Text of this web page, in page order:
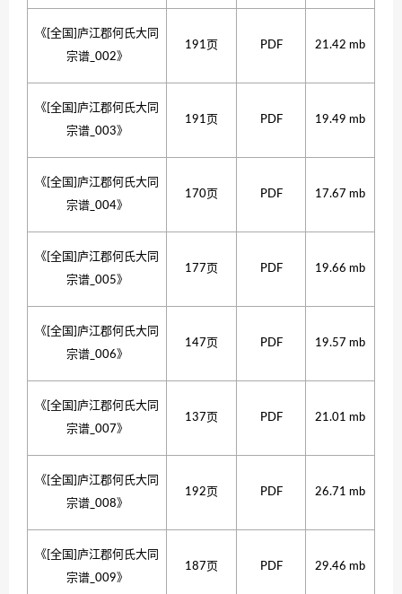
《[全国]庐江郡何氏大同
宗谱_002》
191页 PDF 21.42 mb
《[全国]庐江郡何氏大同
宗谱_003》
191页 PDF 19.49 mb
《[全国]庐江郡何氏大同
宗谱_004》
170页 PDF 17.67 mb
《[全国]庐江郡何氏大同
宗谱_005》
177页 PDF 19.66 mb
《[全国]庐江郡何氏大同
宗谱_006》
147页 PDF 19.57 mb
《[全国]庐江郡何氏大同
宗谱_007》
137页 PDF 21.01 mb
《[全国]庐江郡何氏大同
宗谱_008》
192页 PDF 26.71 mb
《[全国]庐江郡何氏大同
宗谱_009》
187页 PDF 29.46 mb